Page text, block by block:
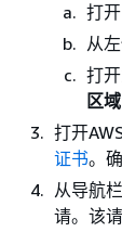
打
从
打
区
打开
证书。
从导航
请。该